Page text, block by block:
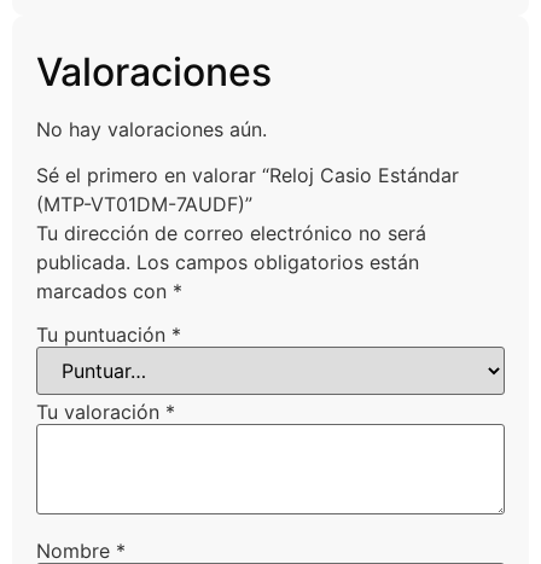
Valoraciones
No hay valoraciones aún.
Sé el primero en valorar “Reloj Casio Estándar
(MTP-VT01DM-7AUDF)”
Tu dirección de correo electrónico no será
publicada. Los campos obligatorios están
marcados con *
Tu puntuación *
Tu valoración *
Nombre *